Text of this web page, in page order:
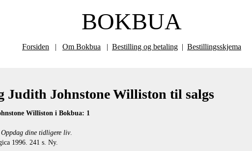
BOKBUA
Forsiden | Om Bokbua | Bestilling og betaling | Bestillingsskjema
Judith Johnstone Williston til salgs
Williston i Bokbua: 1
Oppdag dine tidligere liv.
1996. 241 s. Ny.